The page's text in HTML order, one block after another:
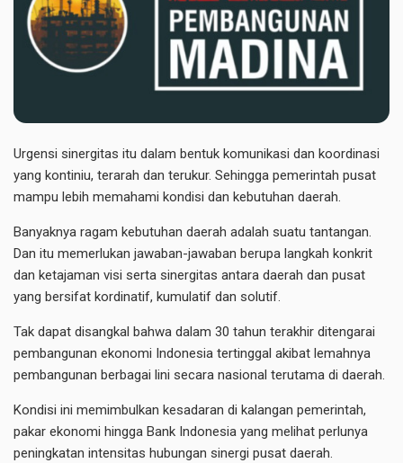
Urgensi sinergitas itu dalam bentuk komunikasi dan koordinasi
yang kontiniu, terarah dan terukur. Sehingga pemerintah pusat
mampu lebih memahami kondisi dan kebutuhan daerah.
Banyaknya ragam kebutuhan daerah adalah suatu tantangan.
Dan itu memerlukan jawaban-jawaban berupa langkah konkrit
dan ketajaman visi serta sinergitas antara daerah dan pusat
yang bersifat kordinatif, kumulatif dan solutif.
Tak dapat disangkal bahwa dalam 30 tahun terakhir ditengarai
pembangunan ekonomi Indonesia tertinggal akibat lemahnya
pembangunan berbagai lini secara nasional terutama di daerah.
Kondisi ini memimbulkan kesadaran di kalangan pemerintah,
pakar ekonomi hingga Bank Indonesia yang melihat perlunya
peningkatan intensitas hubungan sinergi pusat daerah.